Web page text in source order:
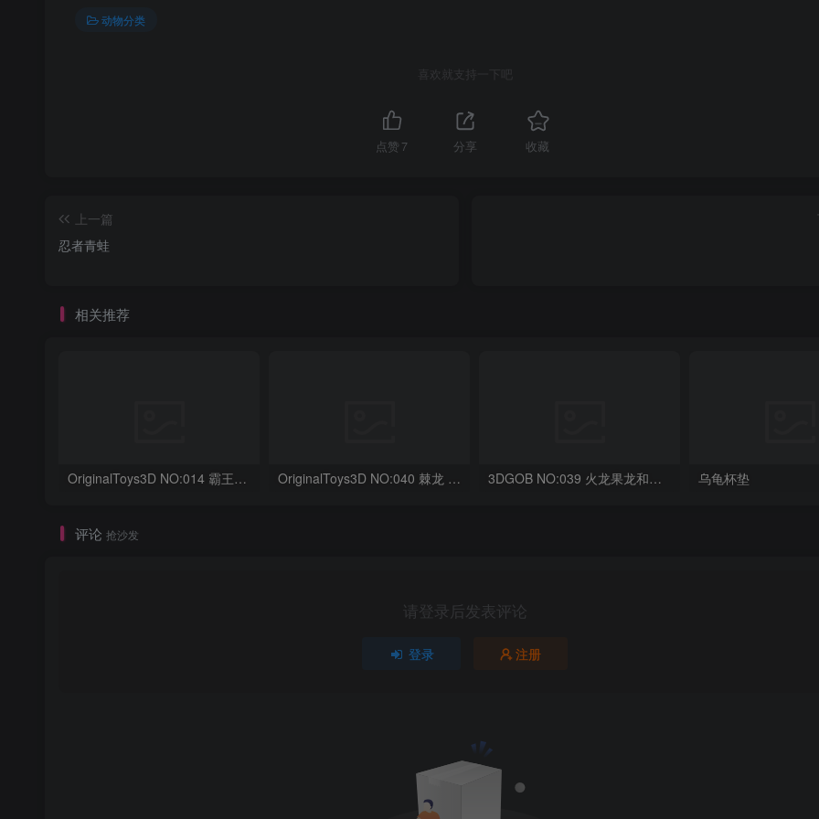
动物分类
喜欢就支持一下吧
点赞 7 分享 收藏
上一篇
忍者青蛙
相关推荐
OriginalToys3D NO:014 霸王龙骨架 OriginalToys3D NO:040 棘龙 Spinosaurus Remastered 3DGOB NO:039 火龙果龙和龙蛋 DragonFruit_MiniDragon 乌龟杯垫
评论 抢沙发
请登录后发表评论
登录 注册